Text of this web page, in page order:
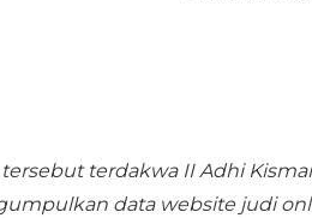
terdakwa II Adhi
data website judi